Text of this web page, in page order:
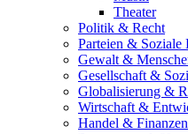
Theater
Politik & Recht
Parteien & Soziale
Gewalt &
Gesellschaft &
Globalisierung &
Wirtschaft &
Handel & Finanzen